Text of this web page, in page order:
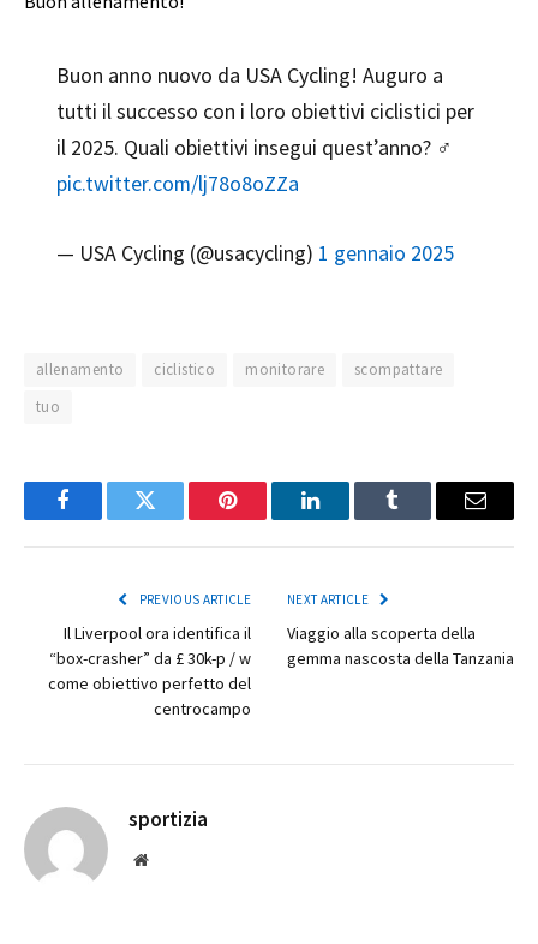
Buon anno nuovo da USA Cycling! Auguro a
tutti il ​​successo con i loro obiettivi ciclistici per
il 2025. Quali obiettivi insegui quest’anno? ‍♂️
pic.twitter.com/lj78o8oZZa
— USA Cycling (@usacycling) 1 gennaio 2025
allenamento ciclistico monitorare
scompattare
tuo
FacebookTwitter Pinterest LinkedInTumblr Email
PREVIOUS ARTICLE
Il Liverpool ora identifica il
“box-crasher” da £ 30k-p / w
come obiettivo perfetto del
centrocampo
NEXT ARTICLE
Viaggio alla scoperta della
gemma nascosta della Tanzania
sportizia
Website